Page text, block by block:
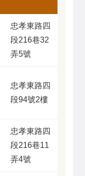
忠孝東路四
段216巷32
弄5號
忠孝東路四
段94號2樓
忠孝東路四
段216巷11
弄4號